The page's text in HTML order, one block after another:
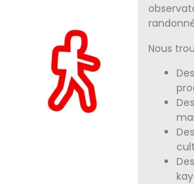
Nous